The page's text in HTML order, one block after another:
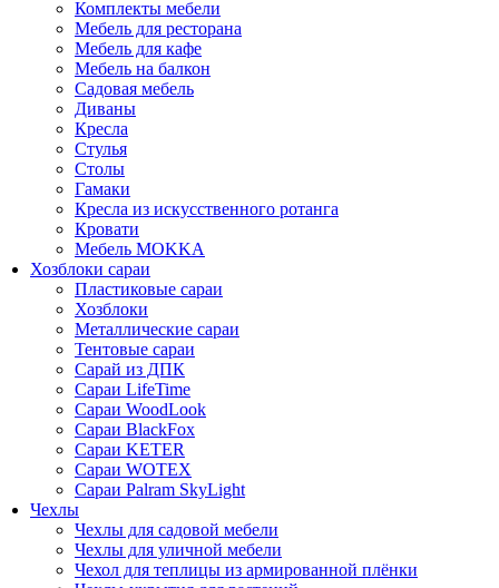
Комплекты мебели
Мебель для ресторана
Мебель для кафе
Мебель на балкон
Садовая мебель
Диваны
Кресла
Стулья
Столы
Гамаки
Кресла из искусственного ротанга
Кровати
Мебель MOKKA
Хозблоки сараи
Пластиковые сараи
Хозблоки
Металлические сараи
Тентовые сараи
Сарай из ДПК
Cараи LifeTime
Cараи WoodLook
Сараи BlackFox
Сараи KETER
Сараи WOTEX
Сараи Palram SkyLight
Чехлы
Чехлы для садовой мебели
Чехлы для уличной мебели
Чехол для теплицы из армированной плёнки